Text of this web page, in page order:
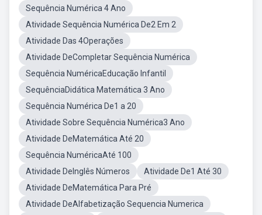
Sequência Numérica 4 Ano
Atividade Sequência Numérica De2 Em 2
Atividade Das 4Operações
Atividade DeCompletar Sequência Numérica
Sequência NuméricaEducação Infantil
SequênciaDidática Matemática 3 Ano
Sequência Numérica De1 a 20
Atividade Sobre Sequência Numérica3 Ano
Atividade DeMatemática Até 20
Sequência NuméricaAté 100
Atividade DeInglês Números
Atividade De1 Até 30
Atividade DeMatemática Para Pré
Atividade DeAlfabetização Sequencia Numerica